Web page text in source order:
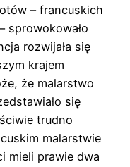
– francuskich
sprowokowało
rozwijała się
krajem
że malarstwo
się
trudno
malarstwie
mieli prawie dwa